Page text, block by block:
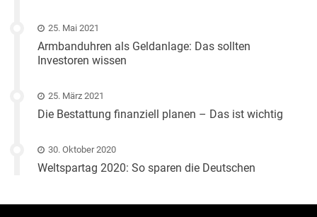
25. Mai 2021
Armbanduhren als Geldanlage: Das sollten
Investoren wissen
25. März 2021
Die Bestattung finanziell planen – Das ist wichtig
30. Oktober 2020
Weltspartag 2020: So sparen die Deutschen